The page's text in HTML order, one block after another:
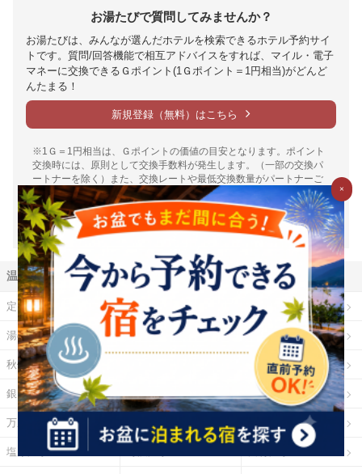
お湯たびで質問してみませんか？
お湯たびは、みんなが選んだホテルを検索できるホテル予約サイ
トです。質問/回答機能で相互アドバイスをすれば、マイル・電子
マネーに交換できるＧポイント(1Ｇポイント＝1円相当)がどんど
んたまる！
新規登録（無料）はこちら
※1Ｇ＝1円相当は、Ｇポイントの価値の目安となります。ポイント
交換時には、原則として交換手数料が発生します。（一部の交換パ
ートナーを除く）また、交換レートや最低交換数量がパートナーご
とに設定されているため、実質的には1円相当を下回ります。（一部
下回らない場合もございます）詳細は各パートナー毎の交換詳細ペ
ージをご確認ください。
温泉地から探す
定山渓温泉 登別温泉 十勝川温泉
湯の川温泉（北海道） 乳頭温泉 鳴子温泉
秋保温泉 蔵王温泉
銀山温泉 草津温泉 伊香保温泉
万座温泉 四万温泉 鬼怒川温泉
塩原温泉
×